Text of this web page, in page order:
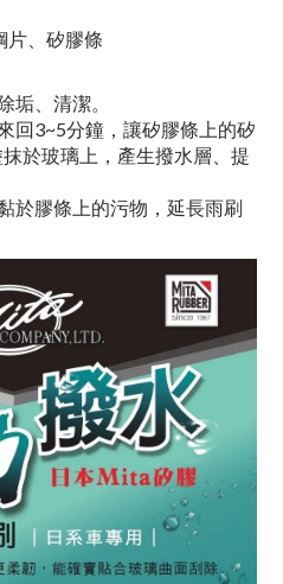
片、矽膠條
垢、清潔。
回3~5分鐘，讓矽膠條上的矽
於玻璃上，產生撥水層、提
於膠條上的污物，延長雨刷